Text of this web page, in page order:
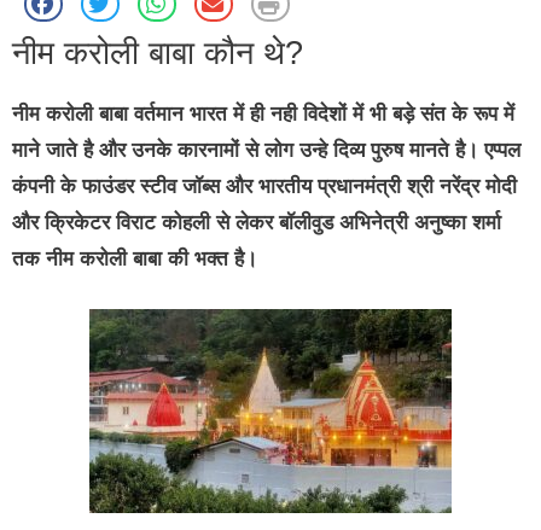
नीम करोली बाबा कौन थे?
नीम करोली बाबा वर्तमान भारत में ही नही विदेशों में भी बड़े संत के रूप में
माने जाते है और उनके कारनामों से लोग उन्हे दिव्य पुरुष मानते है। एप्पल
कंपनी के फाउंडर स्टीव जॉब्स और भारतीय प्रधानमंत्री श्री नरेंद्र मोदी
और क्रिकेटर विराट कोहली से लेकर बॉलीवुड अभिनेत्री अनुष्का शर्मा
तक नीम करोली बाबा की भक्त है।